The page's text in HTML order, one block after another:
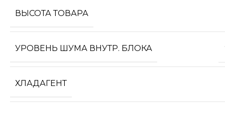
ВЫСОТА ТОВАРА
УРОВЕНЬ ШУМА ВНУТР. БЛОКА
ХЛАДАГЕНТ